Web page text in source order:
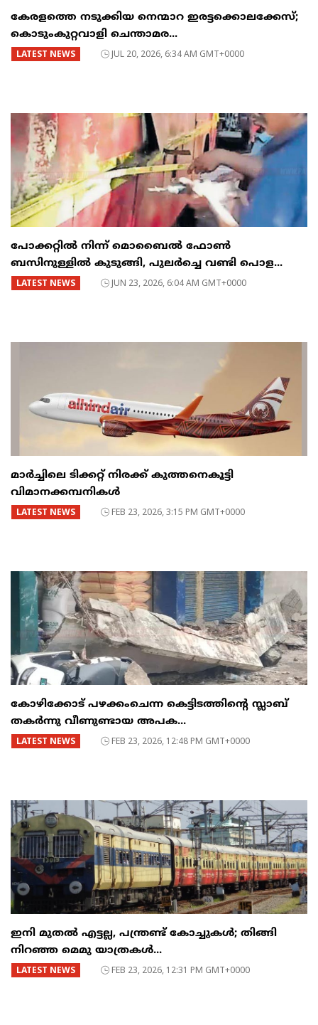
കേരളത്തെ നടുക്കിയ നെന്മാറ ഇരട്ടക്കൊലക്കേസ്;
കൊടുംകുറ്റവാളി ചെന്താമര...
LATEST NEWS JUL 20, 2026, 6:34 AM GMT+0000
പോക്കറ്റിൽ നിന്ന് മൊബൈൽ ഫോൺ
ബസിനുള്ളിൽ കുടുങ്ങി, പുലർച്ചെ വണ്ടി പൊള...
LATEST NEWS JUN 23, 2026, 6:04 AM GMT+0000
മാർച്ചിലെ ടിക്കറ്റ് നിരക്ക് കുത്തനെകൂട്ടി
വിമാനക്കമ്പനികൾ
LATEST NEWS FEB 23, 2026, 3:15 PM GMT+0000
കോഴിക്കോട് പഴക്കംചെന്ന കെട്ടിടത്തിന്റെ സ്ലാബ്
തകർന്നു വീണുണ്ടായ അപക...
LATEST NEWS FEB 23, 2026, 12:48 PM GMT+0000
ഇനി മുതൽ എട്ടല്ല, പന്ത്രണ്ട് കോച്ചുകള്‍; തിങ്ങി
നിറഞ്ഞ മെമു യാത്രകൾ...
LATEST NEWS FEB 23, 2026, 12:31 PM GMT+0000